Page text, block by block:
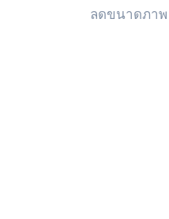
ลดขนาดภา